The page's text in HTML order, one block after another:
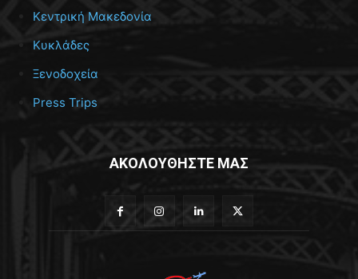
Κεντρική Μακεδονία
Κυκλάδες
Ξενοδοχεία
Press Trips
ΑΚΟΛΟΥΘΗΣΤΕ ΜΑΣ